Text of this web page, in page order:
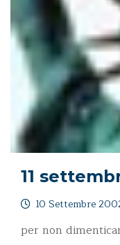
11
10 Settembre
per non